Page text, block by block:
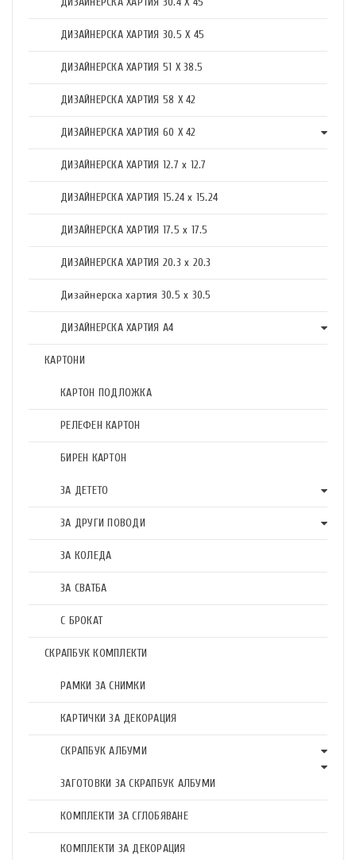
ДИЗАЙНЕРСКА ХАРТИЯ 30.5 X 45
ДИЗАЙНЕРСКА ХАРТИЯ 51 X 38.5
ДИЗАЙНЕРСКА ХАРТИЯ 58 X 42
ДИЗАЙНЕРСКА ХАРТИЯ 60 X 42
ДИЗАЙНЕРСКА ХАРТИЯ 12.7 x 12.7
ДИЗАЙНЕРСКА ХАРТИЯ 15.24 x 15.24
ДИЗАЙНЕРСКА ХАРТИЯ 17.5 х 17.5
ДИЗАЙНЕРСКА ХАРТИЯ 20.3 х 20.3
Дизайнерска хартия 30.5 х 30.5
ДИЗАЙНЕРСКА ХАРТИЯ А4
КАРТОНИ
КАРТОН ПОДЛОЖКА
РЕЛЕФЕН КАРТОН
БИРЕН КАРТОН
ЗА ДЕТЕТО
ЗА ДРУГИ ПОВОДИ
ЗА КОЛЕДА
ЗА СВАТБА
С БРОКАТ
СКРАПБУК КОМПЛЕКТИ
РАМКИ ЗА СНИМКИ
КАРТИЧКИ ЗА ДЕКОРАЦИЯ
СКРАПБУК АЛБУМИ
ЗАГОТОВКИ ЗА СКРАПБУК АЛБУМИ
КОМПЛЕКТИ ЗА СГЛОБЯВАНЕ
КОМПЛЕКТИ ЗА ДЕКОРАЦИЯ